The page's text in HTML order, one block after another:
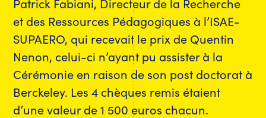
et des Ressources Pédagogiques à l’ISAE-
SUPAERO, qui recevait le prix de Quentin
Nenon, celui-ci n’ayant pu assister à la
Cérémonie en raison de son post doctorat à
Berckeley. Les 4 chèques remis étaient
d’une valeur de 1 500 euros chacun.